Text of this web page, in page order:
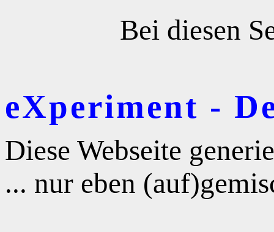
Bei diesen
eXperiment -
Diese Webseite
... nur eben